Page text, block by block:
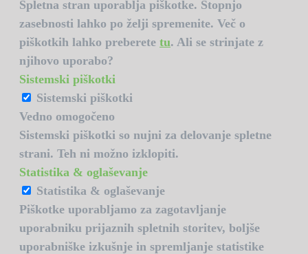
Spletna stran uporablja piškotke. Stopnjo
zasebnosti lahko po želji spremenite. Več o
piškotkih lahko preberete tu. Ali se strinjate z
njihovo uporabo?
Sistemski piškotki
Sistemski piškotki
Vedno omogočeno
Sistemski piškotki so nujni za delovanje spletne
strani. Teh ni možno izklopiti.
Statistika & oglaševanje
Statistika & oglaševanje
Piškotke uporabljamo za zagotavljanje
uporabniku prijaznih spletnih storitev, boljše
uporabniške izkušnje in spremljanje statistike